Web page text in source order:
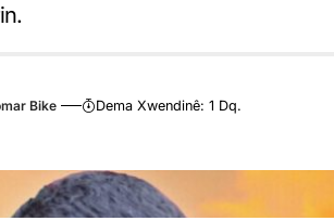
Dema Xwendinê: 1 Dq.